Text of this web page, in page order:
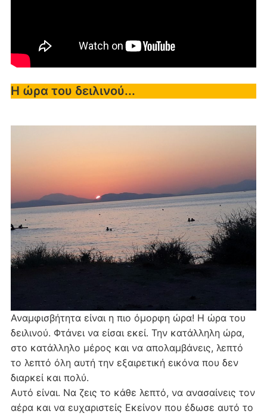
Η ώρα του δειλινού...
Αναμφισβήτητα είναι η πιο όμορφη ώρα! Η ώρα του
δειλινού. Φτάνει να είσαι εκεί. Την κατάλληλη ώρα,
στο κατάλληλο μέρος και να απολαμβάνεις, λεπτό
το λεπτό όλη αυτή την εξαιρετική εικόνα που δεν
διαρκεί και πολύ.
Αυτό είναι. Να ζεις το κάθε λεπτό, να ανασαίνεις τον
αέρα και να ευχαριστείς Εκείνον που έδωσε αυτό το